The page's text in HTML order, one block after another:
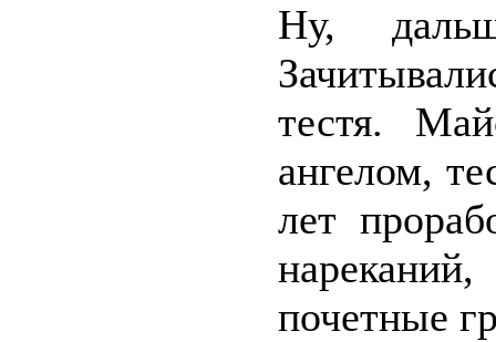
Ну,
тестя.
ангелом,
лет
почетные